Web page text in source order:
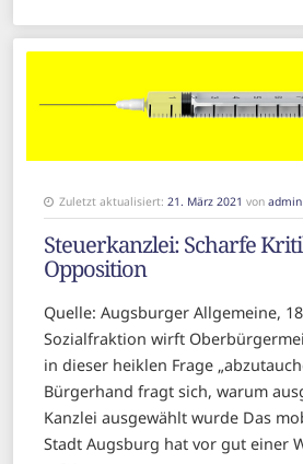
Zuletzt aktualisiert: 21. März 2021 von admin
Steuerkanzlei: Scharfe
Opposition
Quelle: Augsburger Allgemeine,
Sozialfraktion wirft
in dieser heiklen Frage
Bürgerhand fragt sich, warum
Kanzlei ausgewählt wurde Das
Stadt Augsburg hat vor gut einer